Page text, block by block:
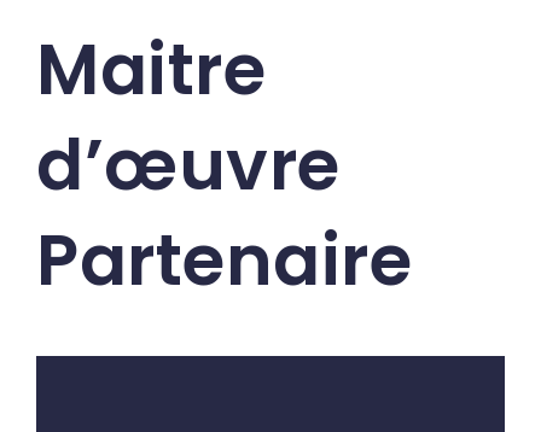
Maitre
d’œuvre
Partenaire